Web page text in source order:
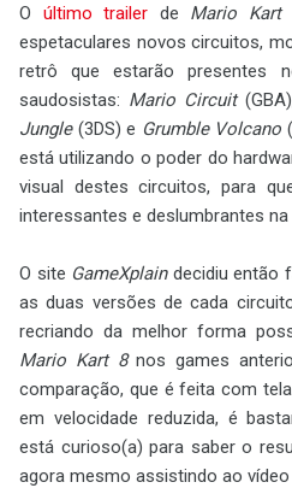
O último trailer de Mario Kart
espetaculares novos circuitos,
retrô que estarão presentes
saudosistas: Mario Circuit
Jungle(3DS) e Grumble Volcano
está utilizando o poder do
visual destes circuitos, para
interessantes e deslumbrantes
O site GameXplaindecidiu então
as duas versões de cada
recriando da melhor forma
Mario Kart 8nos games
comparação, que é feita com
em velocidade reduzida, é
está curioso(a) para saber o
agora mesmo assistindo ao vídeo